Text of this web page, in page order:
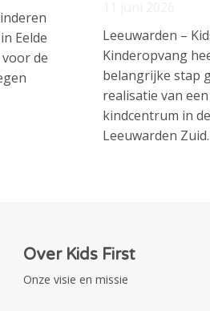
Eelde
de
Leeuwarden –
Kinderopvang
belangrijke stap
realisatie van
kindcentrum in
Leeuwarden
Over Kids First
Onze visie en missie